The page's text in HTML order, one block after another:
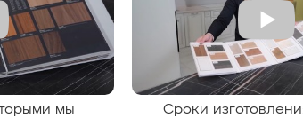
мы
Сроки